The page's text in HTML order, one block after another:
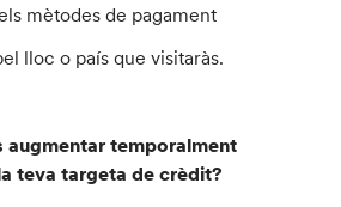
mètodes de pagament
lloc o país que visitaràs.
augmentar temporalment
teva targeta de crèdit?